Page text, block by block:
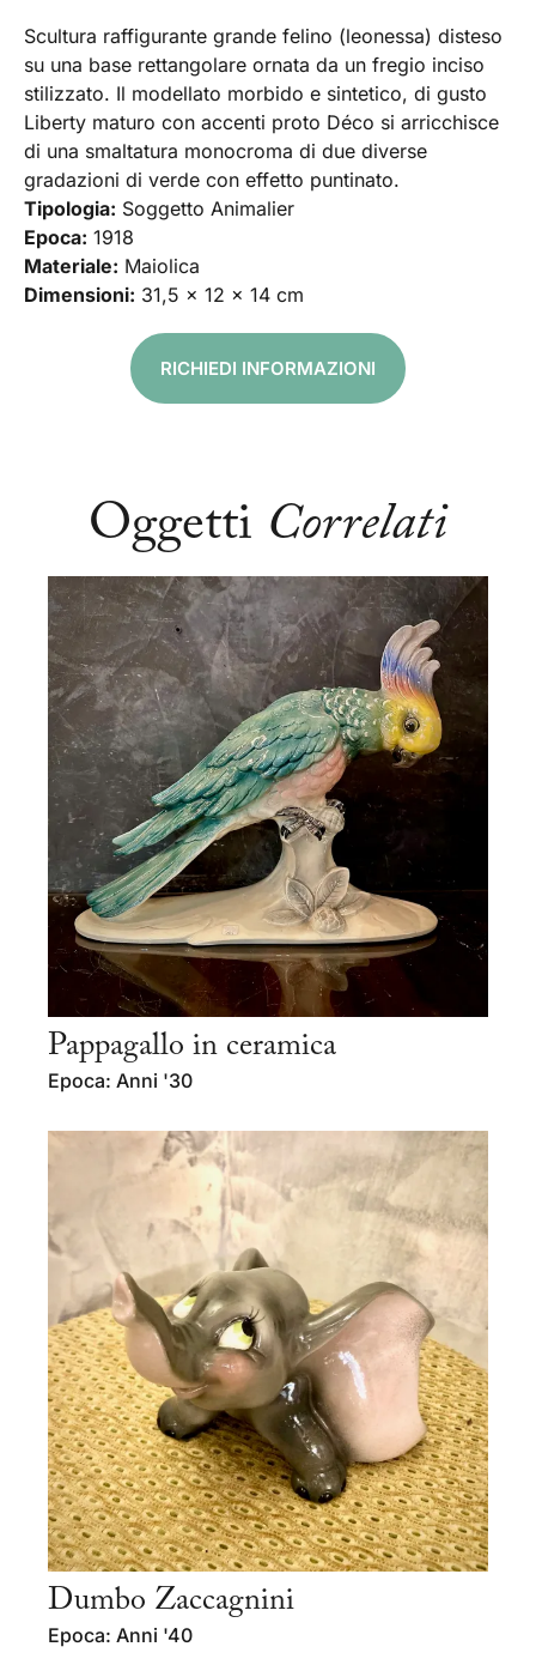
Scultura raffigurante grande felino (leonessa) disteso
su una base rettangolare ornata da un fregio inciso
stilizzato. Il modellato morbido e sintetico, di gusto
Liberty maturo con accenti proto Déco si arricchisce
di una smaltatura monocroma di due diverse
gradazioni di verde con effetto puntinato.
Tipologia: Soggetto Animalier
Epoca: 1918
Materiale: Maiolica
Dimensioni: 31,5 x 12 x 14 cm
RICHIEDI INFORMAZIONI
Oggetti Correlati
Pappagallo in ceramica
Epoca: Anni '30
Dumbo Zaccagnini
Epoca: Anni '40